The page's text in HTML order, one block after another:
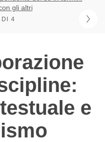
gli altri
DI 4
e